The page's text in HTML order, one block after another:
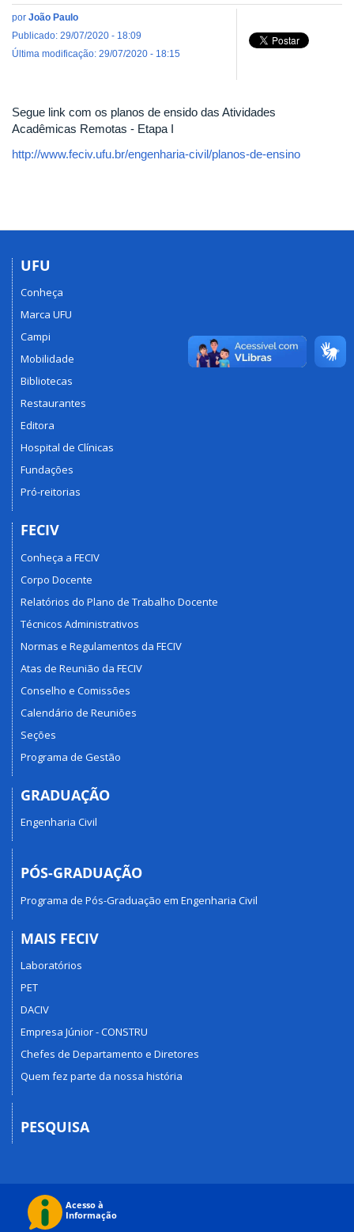
por João Paulo
Publicado: 29/07/2020 - 18:09
Última modificação: 29/07/2020 - 18:15
Segue link com os planos de ensido das Atividades
Acadêmicas Remotas - Etapa I
http://www.feciv.ufu.br/engenharia-civil/planos-de-ensino
UFU
Conheça
Marca UFU
Campi
Mobilidade
Bibliotecas
Restaurantes
Editora
Hospital de Clínicas
Fundações
Pró-reitorias
FECIV
Conheça a FECIV
Corpo Docente
Relatórios do Plano de Trabalho Docente
Técnicos Administrativos
Normas e Regulamentos da FECIV
Atas de Reunião da FECIV
Conselho e Comissões
Calendário de Reuniões
Seções
Programa de Gestão
GRADUAÇÃO
Engenharia Civil
PÓS-GRADUAÇÃO
Programa de Pós-Graduação em Engenharia Civil
MAIS FECIV
Laboratórios
PET
DACIV
Empresa Júnior - CONSTRU
Chefes de Departamento e Diretores
Quem fez parte da nossa história
PESQUISA